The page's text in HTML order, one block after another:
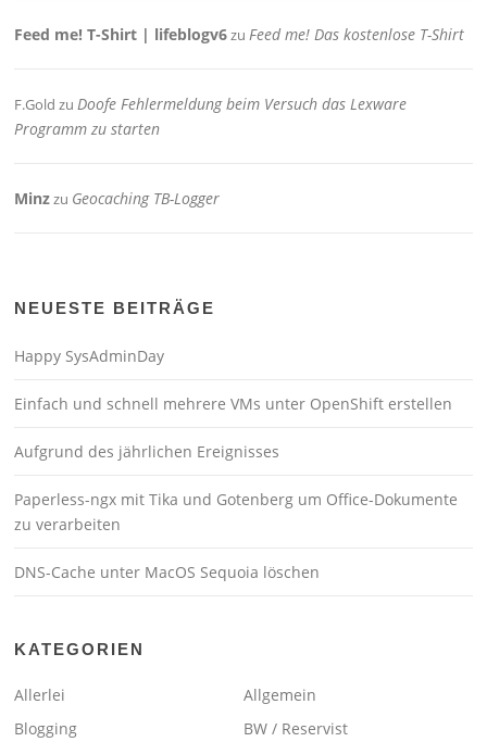
Feed me! T-Shirt | lifeblogv6zu Feed me! Das kostenlose T-Shirt
F.Gold zu Doofe Fehlermeldung beim Versuch das Lexware
Programm zu starten
Minzzu Geocaching TB-Logger
NEUESTE BEITRÄGE
Happy SysAdminDay
Einfach und schnell mehrere VMs unter OpenShift erstellen
Aufgrund des jährlichen Ereignisses
Paperless-ngx mit Tika und Gotenberg um Office-Dokumente
zu verarbeiten
DNS-Cache unter MacOS Sequoia löschen
KATEGORIEN
Allerlei
Allgemein
Blogging
BW / Reservist